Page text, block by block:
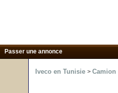
Passer une annonce
Iveco en Tunisie > Camion